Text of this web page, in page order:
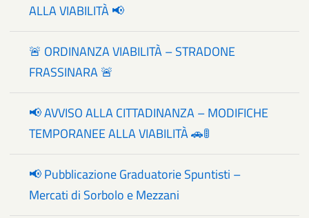
ALLA VIABILITÀ 📢
🚨 ORDINANZA VIABILITÀ – STRADONE
FRASSINARA 🚨
📢 AVVISO ALLA CITTADINANZA – MODIFICHE
TEMPORANEE ALLA VIABILITÀ 🚗🚦
📢 Pubblicazione Graduatorie Spuntisti –
Mercati di Sorbolo e Mezzani